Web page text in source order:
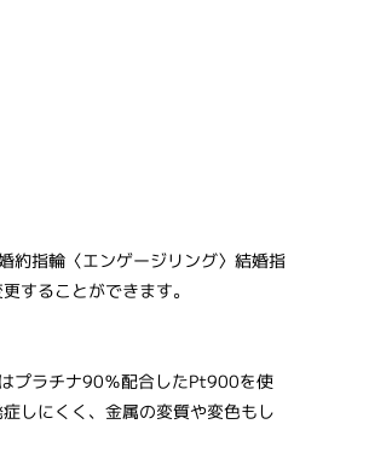
約指輪〈エンゲージリング〉結婚指
することができます。
プラチナ90％配合したPt900を使
しにくく、金属の変質や変色もし